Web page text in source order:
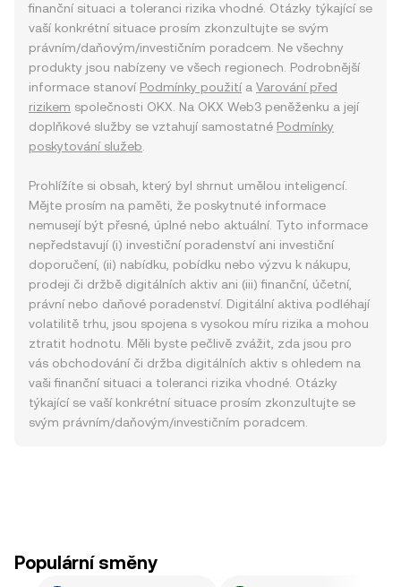
finanční situaci a toleranci rizika vhodné. Otázky týkající se
vaší konkrétní situace prosím zkonzultujte se svým
právním/daňovým/investičním poradcem. Ne všechny
produkty jsou nabízeny ve všech regionech. Podrobnější
informace stanoví Podmínky použitía Varování před
rizikem společnosti OKX. Na OKX Web3 peněženku a její
doplňkové služby se vztahují samostatné Podmínky
poskytování služeb
Prohlížíte si obsah, který byl shrnut umělou inteligencí.
Mějte prosím na paměti, že poskytnuté informace
nemusejí být přesné, úplné nebo aktuální. Tyto informace
nepředstavují (i) investiční poradenství ani investiční
doporučení, (ii) nabídku, pobídku nebo výzvu k nákupu,
prodeji či držbě digitálních aktiv ani (iii) finanční, účetní,
právní nebo daňové poradenství. Digitální aktiva podléhají
volatilitě trhu, jsou spojena s vysokou míru rizika a mohou
ztratit hodnotu. Měli byste pečlivě zvážit, zda jsou pro
vás obchodování či držba digitálních aktiv s ohledem na
vaši finanční situaci a toleranci rizika vhodné. Otázky
týkající se vaší konkrétní situace prosím zkonzultujte se
svým právním/daňovým/investičním poradcem.
Populární směny